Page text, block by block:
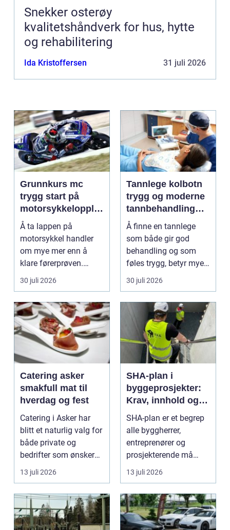
Snekker osterøy
kvalitetshåndverk for hus, hytte
og rehabilitering
Ida Kristoffersen 31 juli 2026
Grunnkurs mc
trygg start på
motorsykkelopplæ
ringen
Å ta lappen på
motorsykkel handler
om mye mer enn å
klare førerprøven.
Mange ønsker
frihetsfølelsen ...
30 juli 2026
Tannlege kolbotn
trygg og moderne
tannbehandling
nær deg
Å finne en tannlege
som både gir god
behandling og som
føles trygg, betyr mye
for de fleste. Mange
ø...
30 juli 2026
Catering asker
smakfull mat til
hverdag og fest
Catering i Asker har
blitt et naturlig valg for
både private og
bedrifter som ønsker
god mat uten st...
13 juli 2026
SHA-plan i
byggeprosjekter:
Krav, innhold og
praktisk nytte
SHA-plan er et begrep
alle byggherrer,
entreprenører og
prosjekterende må
forholde seg ...
13 juli 2026